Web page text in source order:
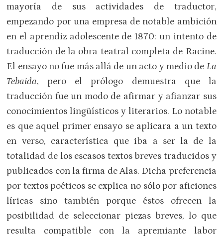
mayoría de sus actividades de traductor,
empezando por una empresa de notable ambición
en el aprendiz adolescente de 1870: un intento de
traducción de la obra teatral completa de Racine.
El ensayo no fue más allá de un acto y medio de La
Tebaida, pero el prólogo demuestra que la
traducción fue un modo de afirmar y afianzar sus
conocimientos lingüísticos y literarios. Lo notable
es que aquel primer ensayo se aplicara a un texto
en verso, característica que iba a ser la de la
totalidad de los escasos textos breves traducidos y
publicados con la firma de Alas. Dicha preferencia
por textos poéticos se explica no sólo por aficiones
líricas sino también porque éstos ofrecen la
posibilidad de seleccionar piezas breves, lo que
resulta compatible con la apremiante labor